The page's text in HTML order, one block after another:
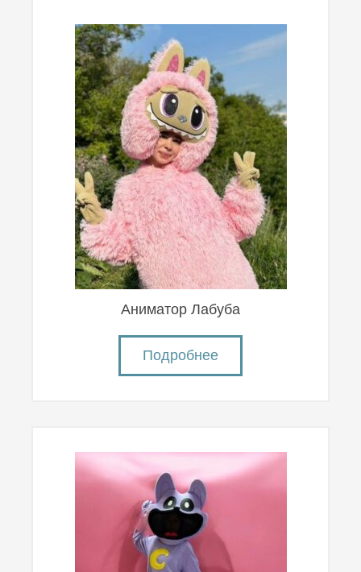
Аниматор Лабуба
Подробнее